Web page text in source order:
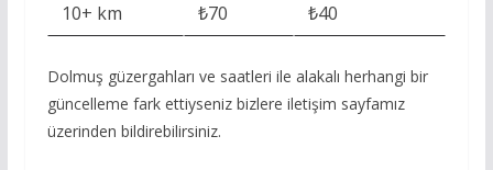
10+ km
₺70 ₺40
Dolmuş güzergahları ve saatleri ile alakalı herhangi bir
güncelleme fark ettiyseniz bizlere iletişim sayfamız
üzerinden bildirebilirsiniz.